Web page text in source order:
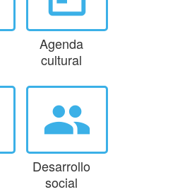
Agenda
cultural
group
Desarrollo
social